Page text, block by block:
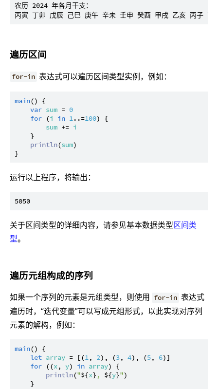
农历 2024 年各月干支：
遍历区间
for-in 表达式可以遍历区间类型实例，例如：
main() {
var sum = 0
for (i in 1..=100) {
sum += i
    }
println(sum)
运行以上程序，将输出：
关于区间类型的详细内容，请参见基本数据类型区间类
型。
遍历元组构成的序列
如果一个序列的元素是元组类型，则使用 for-in 表达式
遍历时，“迭代变量”可以写成元组形式，以此实现对序列
元素的解构，例如：
main() {
let array = [(1, 2), (3, 4), (5, 6)]
for ((x, y) in array) {
println("${x} , ${y}")
    }